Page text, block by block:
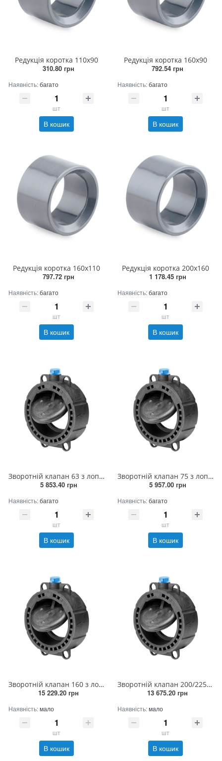
Редукція коротка 110х90
310.80 грн
Наявність:багато
шт
В кошик
Редукція коротка 160х90
792.54 грн
Наявність:багато
шт
В кошик
Редукція коротка 160х110
797.72 грн
Наявність:багато
шт
В кошик
Редукція коротка 200х160
1 178.45 грн
Наявність:багато
шт
В кошик
Зворотній клапан 63 з лопаткою
5 853.40 грн
Наявність:багато
шт
В кошик
Зворотній клапан 75 з лопаткою
5 957.00 грн
Наявність:багато
шт
В кошик
Зворотній клапан 160 з лопаткою
15 229.20 грн
Наявність:мало
шт
В кошик
Зворотній клапан 200/225 з лопаткою
13 675.20 грн
Наявність:мало
шт
В кошик